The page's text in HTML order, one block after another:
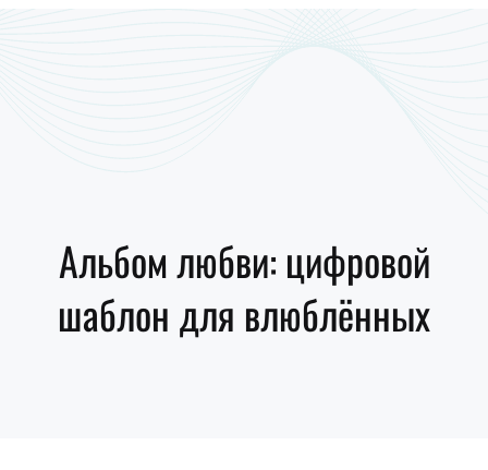
Альбом любви: цифровой
шаблон для влюблённых